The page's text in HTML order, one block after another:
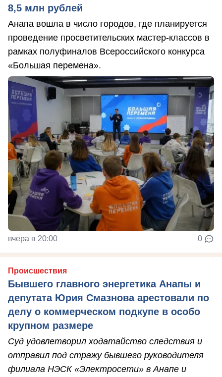
8,5 млн рублей
Анапа вошла в число городов, где планируется
проведение просветительских мастер-классов в
рамках полуфиналов Всероссийского конкурса
«Большая перемена».
вчера в 20:00 0
Происшествия
Бывшего главного энергетика Анапы и
депутата Юрия Смазнова арестовали по
делу о коммерческом подкупе в особо
крупном размере
Суд удовлетворил ходатайство следствия и
отправил под стражу бывшего руководителя
филиала НЭСК «Электросети» в Анапе и